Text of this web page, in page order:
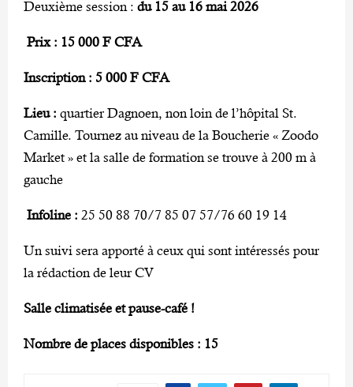
Deuxième session : du 15 au 16 mai 2026
Prix : 15 000 F CFA
Inscription : 5 000 F CFA
Lieu : quartier Dagnoen, non loin de l’hôpital St.
Camille. Tournez au niveau de la Boucherie « Zoodo
Market » et la salle de formation se trouve à 200 m à
gauche
Infoline : 25 50 88 70/7 85 07 57/76 60 19 14
Un suivi sera apporté à ceux qui sont intéressés pour
la rédaction de leur CV
Salle climatisée et pause-café !
Nombre de places disponibles : 15